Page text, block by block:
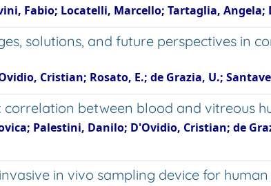
Fabio; Locatelli, Marcello; Tartaglia,
solutions, and future perspectives in
Cristian; Rosato, E.; de Grazia, U.;
between blood and vitreous
Palestini, Danilo; D'Ovidio, Cristian; de
in vivo sampling device for